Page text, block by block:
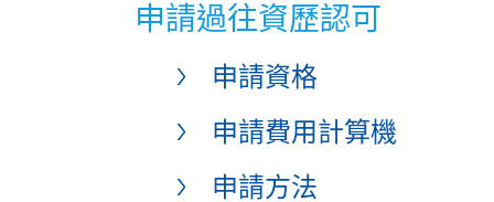
申請過往資歷認可
申請資格
申請費用計算機
申請方法